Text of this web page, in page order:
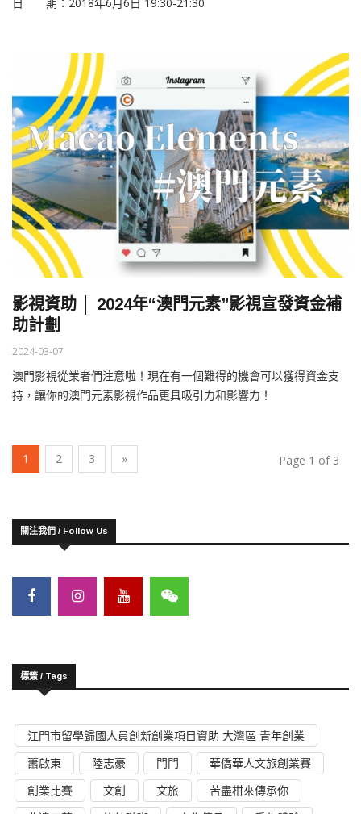
影視資助 │ 2024年“澳門元素”影視宣發資金補
助計劃
2024-03-07
澳門影視從業者們注意啦！現在有一個難得的機會可以獲得資金支
持，讓你的澳門元素影視作品更具吸引力和影響力！
1 (current)
2 3 » Page 1 of 3
關注我們 / Follow Us
標簽 / Tags
江門市留學歸國人員創新創業項目資助 大灣區 青年創業
蕭啟東
陸志豪 門門
華僑華人文旅創業賽
創業比賽
文創 文旅
苦盡柑來傳承你